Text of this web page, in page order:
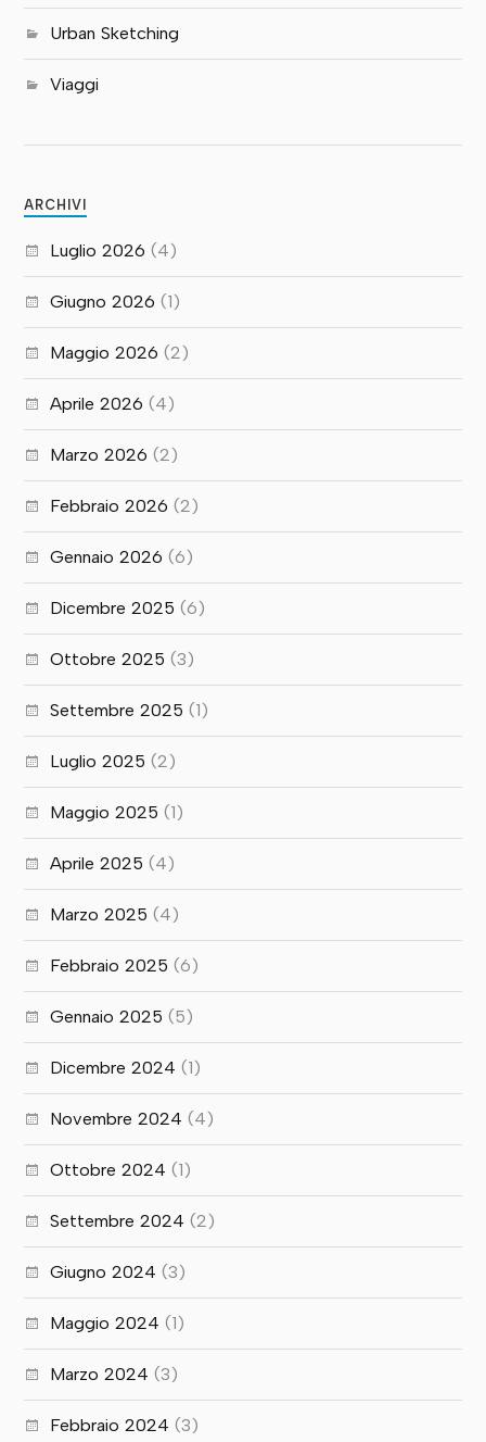
Urban Sketching
Viaggi
ARCHIVI
Luglio 2026 (4)
Giugno 2026 (1)
Maggio 2026 (2)
Aprile 2026 (4)
Marzo 2026 (2)
Febbraio 2026 (2)
Gennaio 2026 (6)
Dicembre 2025 (6)
Ottobre 2025 (3)
Settembre 2025 (1)
Luglio 2025 (2)
Maggio 2025 (1)
Aprile 2025 (4)
Marzo 2025 (4)
Febbraio 2025 (6)
Gennaio 2025 (5)
Dicembre 2024 (1)
Novembre 2024 (4)
Ottobre 2024 (1)
Settembre 2024 (2)
Giugno 2024 (3)
Maggio 2024 (1)
Marzo 2024 (3)
Febbraio 2024 (3)